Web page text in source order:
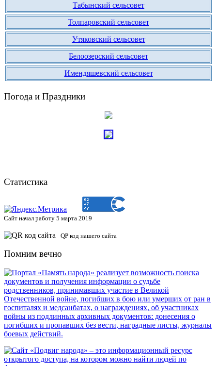
Табынский сельсовет
Толпаровский сельсовет
Утяковский сельсовет
Белоозерский сельсовет
Имендяшевский сельсовет
Погода и Праздники
Статистика
Сайт начал работу 5 марта 2019
QP код нашего сайта
Помним вечно